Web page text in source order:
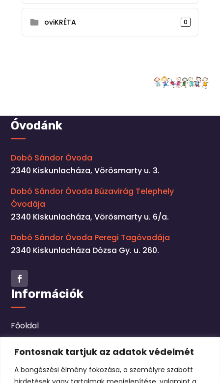
Fontosnak tartjuk az adatok védelmét
A böngészési élmény fokozása, a személyre szabott
oviKRÉTA 0
Óvodánk
Dobó Sándor Óvoda
2340 Kiskunlacháza, Vörösmarty u. 3.
Dobó Sándor Óvoda Búzavirág Telephely
Óvodája
2340 Kiskunlacháza, Vörösmarty u. 6/a.
Dobó Sándor Óvoda Peregi Tagóvodája
2340 Kiskunlacháza Dózsa Gy. u. 260.
Facebook
Információk
Főoldal
Hírek
Bemutkozás